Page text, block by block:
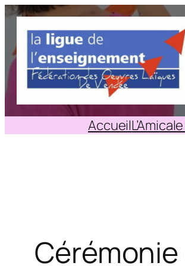
Aller
contenu
Accueil
Cérémonie